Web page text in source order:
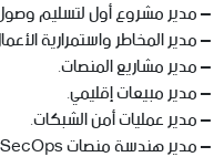
– مدير مشروع أول لتسليم وصول
– مدير المخاطر واستمرارية
– مدير مشاريع المنصات.
– مدير مبيعات إقليمي.
– مدير عمليات أمن الشبكات.
– مدير هندسة منصات DevSecOps.